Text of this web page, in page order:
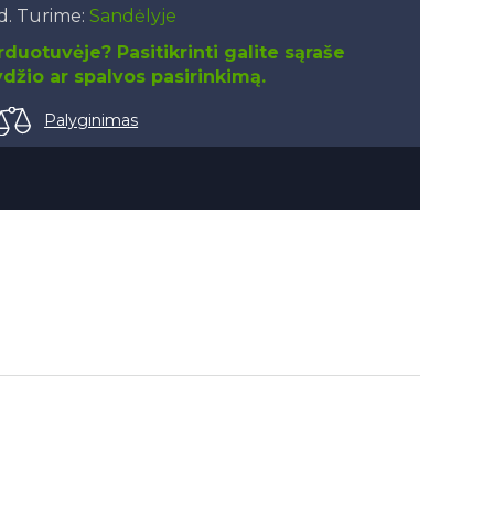
Turime:Sandėlyje
Pasitikrinti galite sąraše
ar spalvos pasirinkimą.
Palyginimas